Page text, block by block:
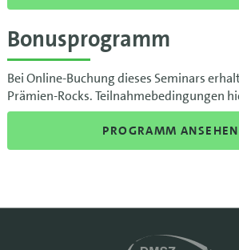
Bonusprogramm
Bei Online-Buchung dieses Seminars
Prämien-Rocks. Teilnahmebedingungen
PROGRAMM